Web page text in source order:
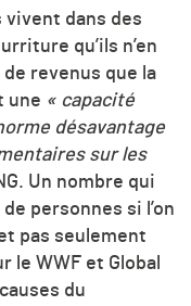
vivent dans des
qu’ils n’en
revenus que la
une « capacité
désavantage
sur les
Un nombre qui
personnes si l’on
pas seulement
le WWF et Global
du